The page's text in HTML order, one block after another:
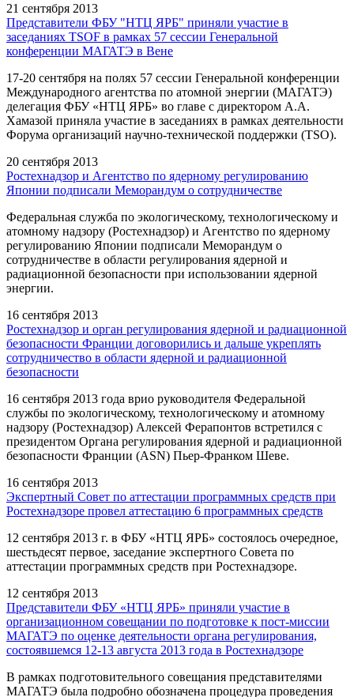
21 сентября 2013
Представители ФБУ "НТЦ ЯРБ" приняли участие в
заседаниях TSOF в рамках 57 сессии Генеральной
конференции МАГАТЭ в Вене
17-20 сентября на полях 57 сессии Генеральной конференции
Международного агентства по атомной энергии (МАГАТЭ)
делегация ФБУ «НТЦ ЯРБ» во главе с директором А.А.
Хамазой приняла участие в заседаниях в рамках деятельности
Форума организаций научно-технической поддержки (TSO).
20 сентября 2013
Ростехнадзор и Агентство по ядерному регулированию
Японии подписали Меморандум о сотрудничестве
Федеральная служба по экологическому, технологическому и
атомному надзору (Ростехнадзор) и Агентство по ядерному
регулированию Японии подписали Меморандум о
сотрудничестве в области регулирования ядерной и
радиационной безопасности при использовании ядерной
энергии.
16 сентября 2013
Ростехнадзор и орган регулирования ядерной и радиационной
безопасности Франции договорились и дальше укреплять
сотрудничество в области ядерной и радиационной
безопасности
16 сентября 2013 года врио руководителя Федеральной
службы по экологическому, технологическому и атомному
надзору (Ростехнадзор) Алексей Ферапонтов встретился с
президентом Органа регулирования ядерной и радиационной
безопасности Франции (ASN) Пьер-Франком Шеве.
16 сентября 2013
Экспертный Совет по аттестации программных средств при
Ростехнадзоре провел аттестацию 6 программных средств
12 сентября 2013 г. в ФБУ «НТЦ ЯРБ» состоялось очередное,
шестьдесят первое, заседание экспертного Совета по
аттестации программных средств при Ростехнадзоре.
12 сентября 2013
Представители ФБУ «НТЦ ЯРБ» приняли участие в
организационном совещании по подготовке к пост-миссии
МАГАТЭ по оценке деятельности органа регулирования,
состоявшемся 12-13 августа 2013 года в Ростехнадзоре
В рамках подготовительного совещания представителями
МАГАТЭ была подробно обозначена процедура проведения